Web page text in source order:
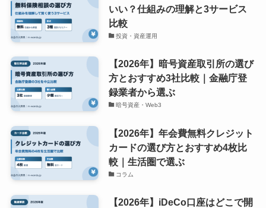
いい？仕組みの理解と3サービス
比較
投資・資産運用
【2026年】暗号資産取引所の選び
方とおすすめ3社比較｜金融庁登
録業者から選ぶ
暗号資産・Web3
【2026年】年会費無料クレジット
カードの選び方とおすすめ4枚比
較｜生活圏で選ぶ
コラム
【2026年】iDeCo口座はどこで開